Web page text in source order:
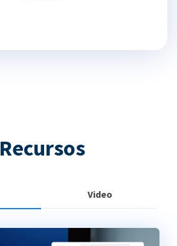
Recursos
Video